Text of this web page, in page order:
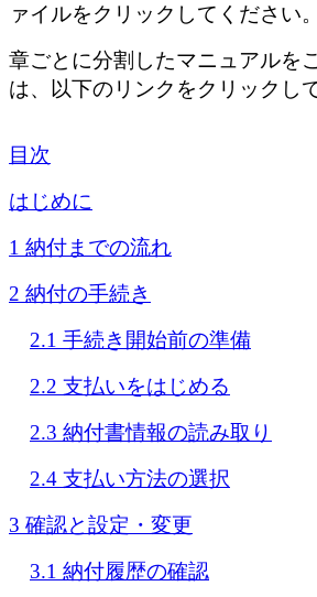
ァイルをクリックしてください。
章ごとに分割したマニュアルを
は、以下のリンクをクリックし
目次
はじめに
1 納付までの流れ
2 納付の手続き
2.1 手続き開始前の準備
2.2 支払いをはじめる
2.3 納付書情報の読み取り
2.4 支払い方法の選択
3 確認と設定・変更
3.1 納付履歴の確認